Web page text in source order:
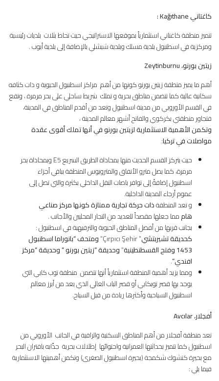
كاغتاني
تتميز منطقة كاغتاني استثمارياً بموقعها الاستراتيجي حيث تحاط بثلاث بلديات رئيسية
ومركزية في اسطنبول بلدية مسلك وبلدية شيشلي بالإضافة إلى بلدية أيوب .
زيتين بورنو،Zeytinburnu
أهم ما يميز منطقة زيتين بورنو كونها من أهم مراكز اسطنبول الحيوية و ذات كثافه
سكانية عالية كما تتضمن مناطق بحرية و تملك شريط ساحلي على بحر مرمرة ، وتقع
في القسم الأوروبي من مدينة اسطنبول وتعد من أقدم المناطق في المدينة،
فتجاور منطقتي بكركوي والفاتح أشهر معالم المدينة ،
وتكمن الأهمية الاستثمارية لزيتين بورنو في أنها تملك أقوى عقدة
مواصلات في تركيا:
حيث يتركز القسم الحديث منها بمحاذاة الطريق السريع E5 وبمحاذاة بحر
مرمرة، كما يصل مترو الأنفاق والمتروبوس المنطقة بباقي أجزاء
اسطنبول إضافةً إلى توافر باصات النقل الداخلي بكثرة والتي تصل إلى
عموم أرجاء المدينة الداخلية.
و تعد المنطقةذات حركة تجارية ممتازة كونها مركز صناعي
هاممما جعلها مقصداً للعديد من التجار المحليين والأجانب .
بجانب قربها من أفضل المناطق الحيوية والترفيهية في اسطنبول :
كحديقة تشيربتشي” Çırpıcı Şehir”
ومتحف “بانوراما اسطنبول
1453 وفتح القسطنطينية
”وحديقة “زيتين بورنو“وحديقة “مركز
افندي”
.
ومما يزيد أهمية المنطقة استثمارياً أنها تتضمن منطقة توب كابي التي
يوجد بها قصر توبكابي أو قصر الباب العالي الذي يعد من أبرز معالم
اسطنبول السياحية وأكثرها ريادة من قبل السياح.
أفجلار،Avcılar
تعد منطقة أفجلار من أهم المناطق السكنية والراقية في الجانب الأوروبي من
اسطنبول كما تتميز بحداثتها العمرانية واحتوائها إطلالات بحرية جذّابه باقتران البحر
مع بحيرة كتشوك شكمجة (بحيرة اسطنبول الصغرى) وتكمن أهميتها الاستثمارية
فيما يلي :